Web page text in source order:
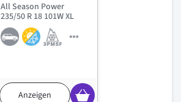
All Season Power
235/50 R 18 101W XL
Anzeigen